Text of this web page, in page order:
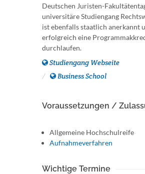
Deutschen Juristen-
universitäre Studiengang
ist ebenfalls staatlich anerkannt
erfolgreich eine
durchlaufen.
Studiengang Webseite
Business School
Voraussetzungen /
Allgemeine Hochschulreife
Aufnahmeverfahren
Wichtige Termine